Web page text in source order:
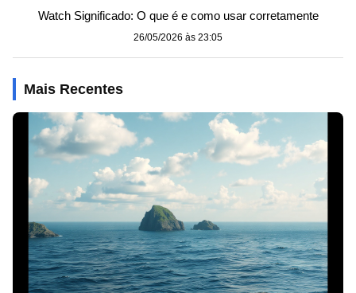
Watch Significado: O que é e como usar corretamente
26/05/2026 às 23:05
Mais Recentes